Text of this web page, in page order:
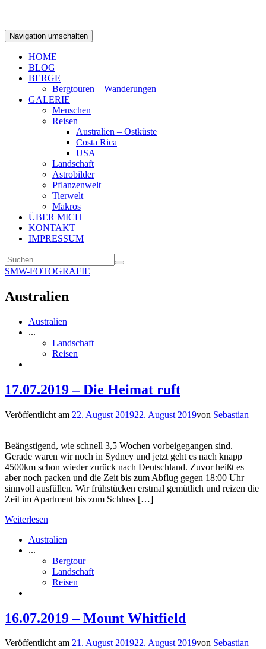
Navigation umschalten
HOME
BLOG
BERGE
Bergtouren – Wanderungen
GALERIE
Menschen
Reisen
Australien – Ostküste
Costa Rica
USA
Landschaft
Astrobilder
Pflanzenwelt
Tierwelt
Makros
ÜBER MICH
KONTAKT
IMPRESSUM
SMW-FOTOGRAFIE
Australien
Australien
...
Landschaft
Reisen
17.07.2019 – Die Heimat ruft
Veröffentlicht am 22. August 201922. August 2019von Sebastian
Beängstigend, wie schnell 3,5 Wochen vorbeigegangen sind.
Gerade waren wir noch in Sydney und jetzt geht es nach knapp
4500km schon wieder zurück nach Deutschland. Zuvor heißt es
aber noch packen und die Zeit bis zum Abflug gegen 18:00 Uhr
sinnvoll ausfüllen. Wir frühstücken erstmal gemütlich und reizen die
Zeit im Apartment bis zum Schluss […]
Weiterlesen
Australien
...
Bergtour
Landschaft
Reisen
16.07.2019 – Mount Whitfield
Veröffentlicht am 21. August 201922. August 2019von Sebastian